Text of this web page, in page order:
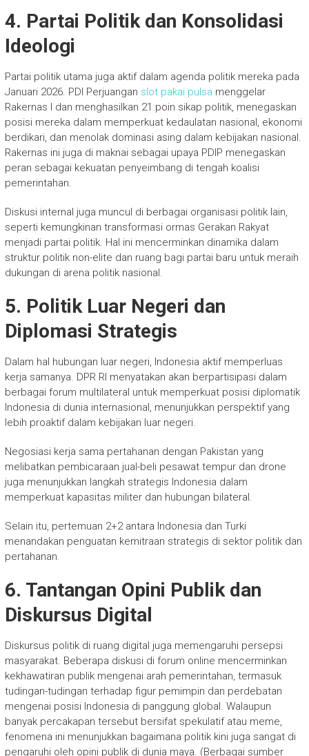
4. Partai Politik dan Konsolidasi
Ideologi
Partai politik utama juga aktif dalam agenda politik mereka pada
Januari 2026. PDI Perjuangan slot pakai pulsa menggelar
Rakernas I dan menghasilkan 21 poin sikap politik, menegaskan
posisi mereka dalam memperkuat kedaulatan nasional, ekonomi
berdikari, dan menolak dominasi asing dalam kebijakan nasional.
Rakernas ini juga di maknai sebagai upaya PDIP menegaskan
peran sebagai kekuatan penyeimbang di tengah koalisi
pemerintahan.
Diskusi internal juga muncul di berbagai organisasi politik lain,
seperti kemungkinan transformasi ormas Gerakan Rakyat
menjadi partai politik. Hal ini mencerminkan dinamika dalam
struktur politik non-elite dan ruang bagi partai baru untuk meraih
dukungan di arena politik nasional.
5. Politik Luar Negeri dan
Diplomasi Strategis
Dalam hal hubungan luar negeri, Indonesia aktif memperluas
kerja samanya. DPR RI menyatakan akan berpartisipasi dalam
berbagai forum multilateral untuk memperkuat posisi diplomatik
Indonesia di dunia internasional, menunjukkan perspektif yang
lebih proaktif dalam kebijakan luar negeri.
Negosiasi kerja sama pertahanan dengan Pakistan yang
melibatkan pembicaraan jual-beli pesawat tempur dan drone
juga menunjukkan langkah strategis Indonesia dalam
memperkuat kapasitas militer dan hubungan bilateral.
Selain itu, pertemuan 2+2 antara Indonesia dan Turki
menandakan penguatan kemitraan strategis di sektor politik dan
pertahanan.
6. Tantangan Opini Publik dan
Diskursus Digital
Diskursus politik di ruang digital juga memengaruhi persepsi
masyarakat. Beberapa diskusi di forum online mencerminkan
kekhawatiran publik mengenai arah pemerintahan, termasuk
tudingan-tudingan terhadap figur pemimpin dan perdebatan
mengenai posisi Indonesia di panggung global. Walaupun
banyak percakapan tersebut bersifat spekulatif atau meme,
fenomena ini menunjukkan bagaimana politik kini juga sangat di
pengaruhi oleh opini publik di dunia maya. (Berbagai sumber